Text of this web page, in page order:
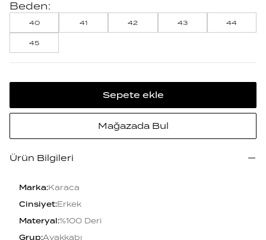
Beden:
40 41 42 43 44
45
Sepete ekle
Mağazada Bul
Ürün Bilgileri
Marka:Karaca
Cinsiyet:Erkek
Materyal:%100 Deri
Grup:Ayakkabı